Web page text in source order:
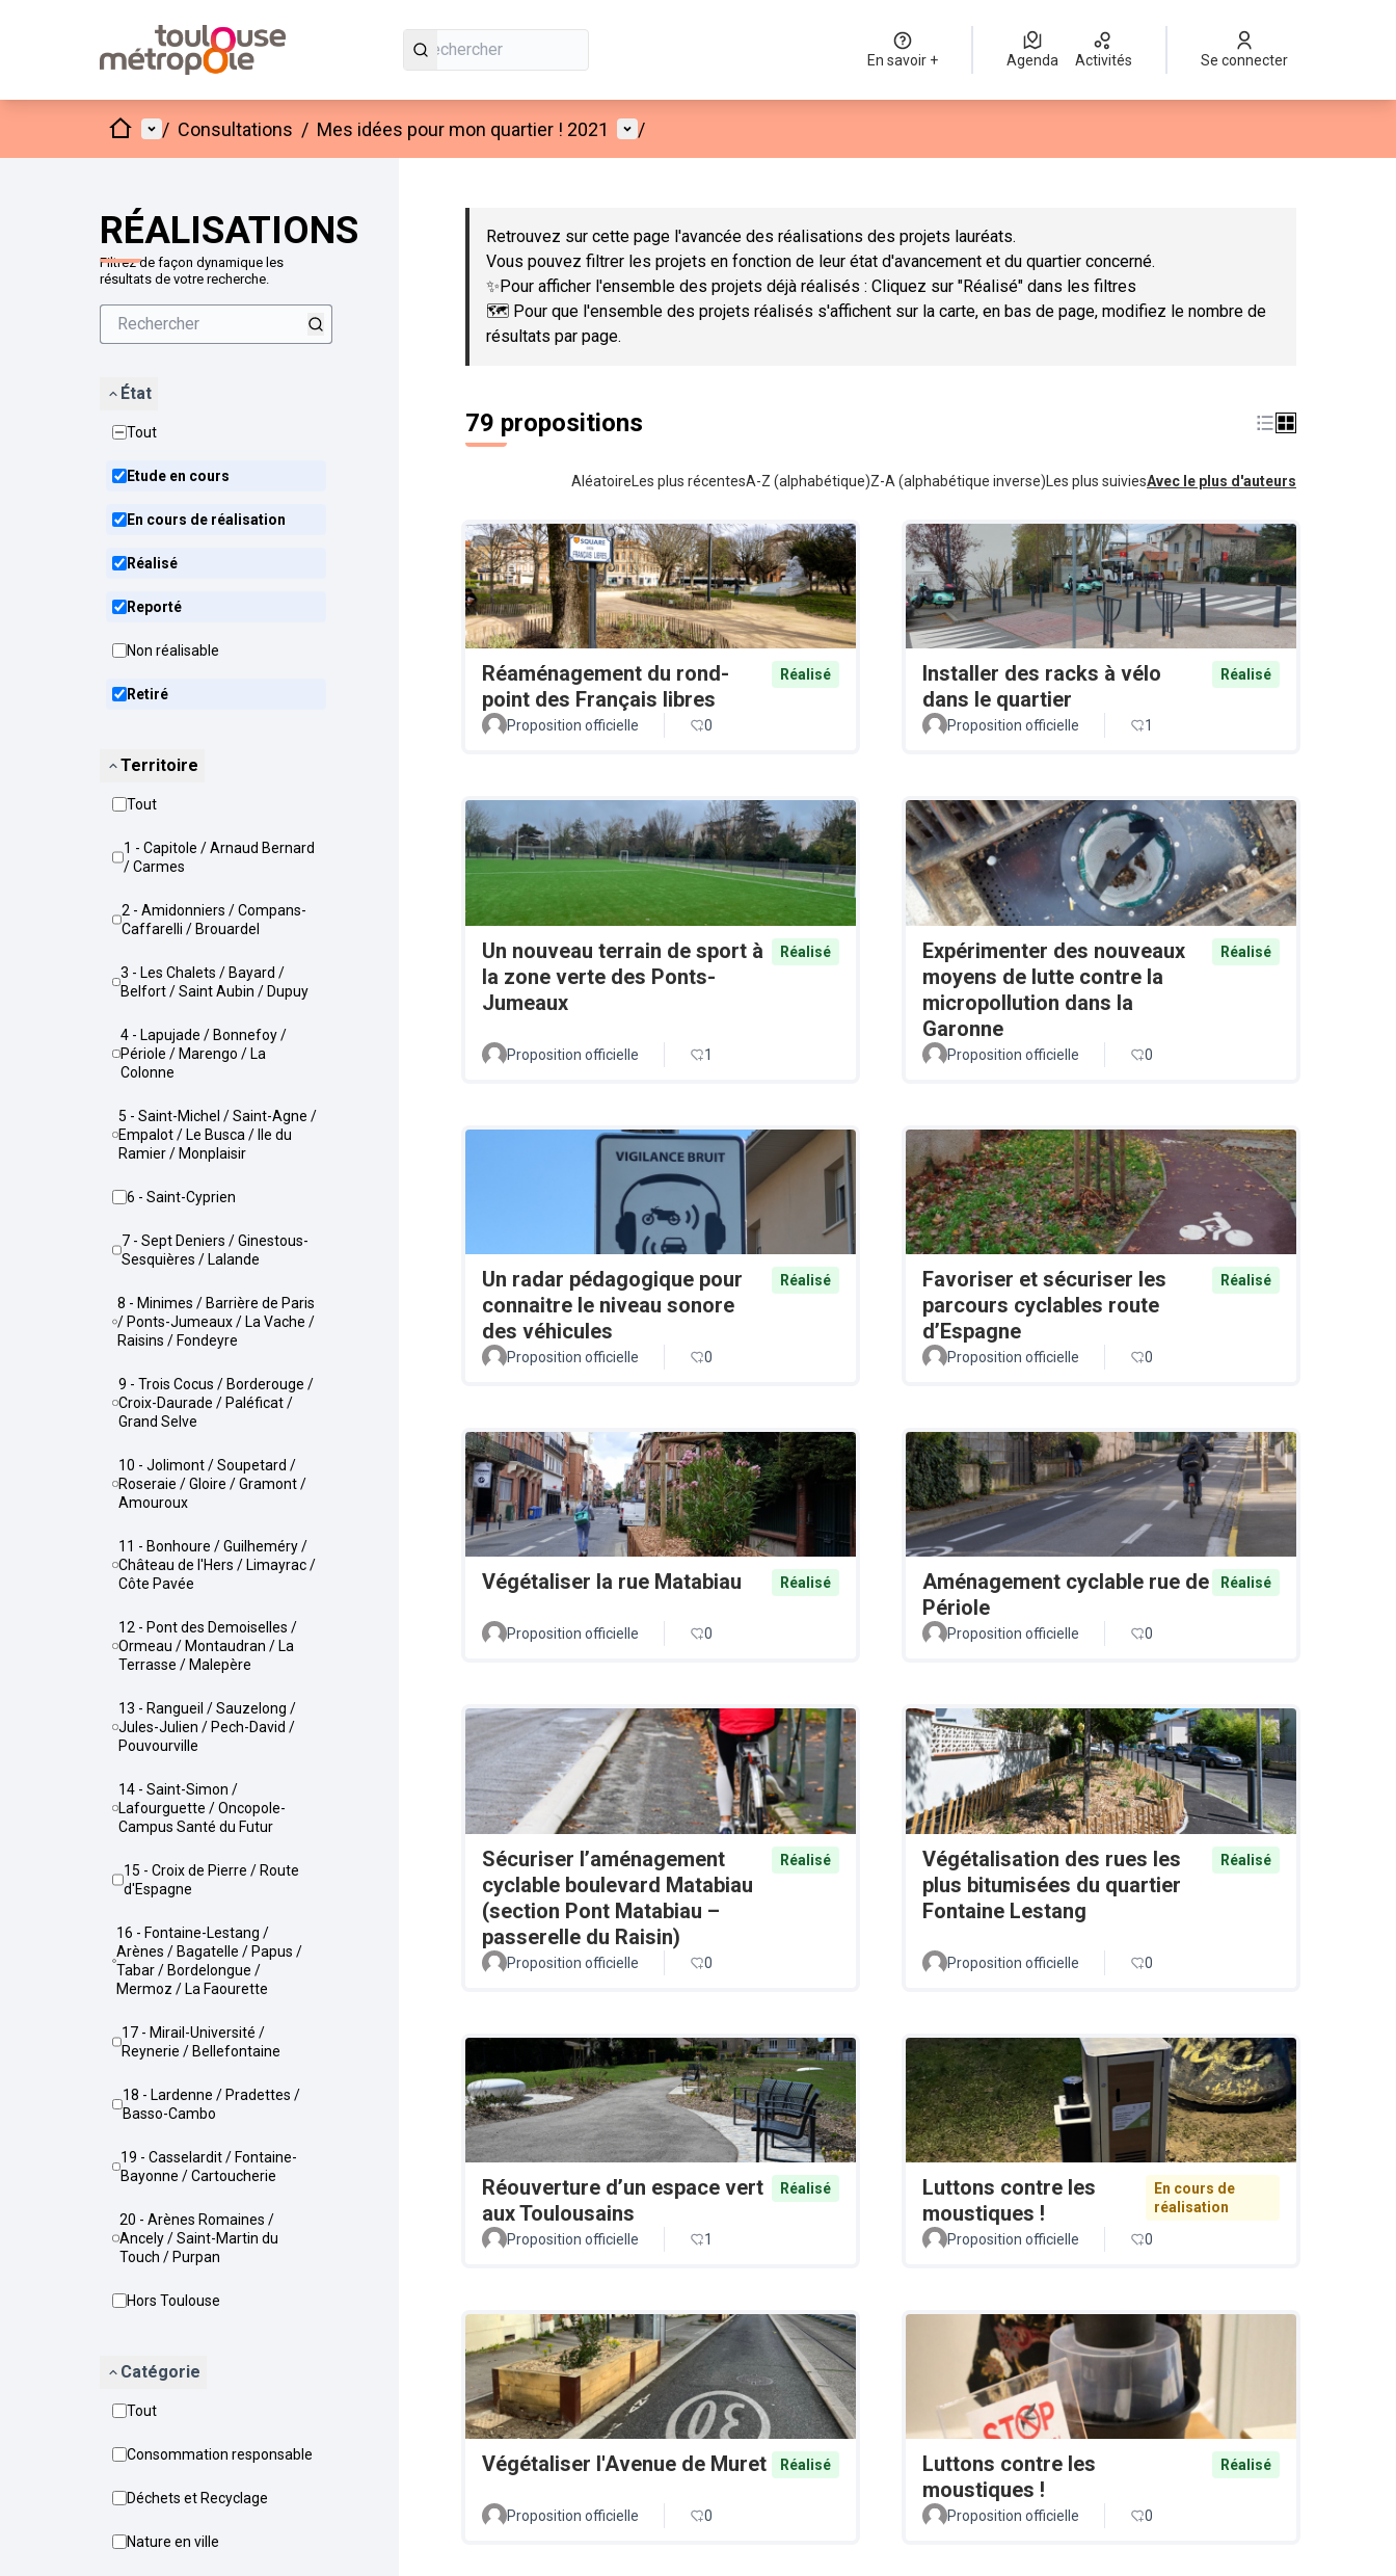
En savoir + Agenda Activités Se connecter
AccueilMenu principal
/ Consultations / Mes idées pour mon quartier ! 2021 Menu utilisateur
/
RÉALISATIONS
Filtrez de façon dynamique les
résultats de votre recherche.
État
Tout
Etude en cours
En cours de réalisation
Réalisé
Reporté
Non réalisable
Retiré
Territoire
Tout
1 - Capitole / Arnaud Bernard
/ Carmes
2 - Amidonniers / Compans-
Caffarelli / Brouardel
3 - Les Chalets / Bayard /
Belfort / Saint Aubin / Dupuy
4 - Lapujade / Bonnefoy /
Périole / Marengo / La
Colonne
5 - Saint-Michel / Saint-Agne /
Empalot / Le Busca / Ile du
Ramier / Monplaisir
6 - Saint-Cyprien
7 - Sept Deniers / Ginestous-
Sesquières / Lalande
8 - Minimes / Barrière de Paris
/ Ponts-Jumeaux / La Vache /
Raisins / Fondeyre
9 - Trois Cocus / Borderouge /
Croix-Daurade / Paléficat /
Grand Selve
10 - Jolimont / Soupetard /
Roseraie / Gloire / Gramont /
Amouroux
11 - Bonhoure / Guilheméry /
Château de l'Hers / Limayrac /
Côte Pavée
12 - Pont des Demoiselles /
Ormeau / Montaudran / La
Terrasse / Malepère
13 - Rangueil / Sauzelong /
Jules-Julien / Pech-David /
Pouvourville
14 - Saint-Simon /
Lafourguette / Oncopole-
Campus Santé du Futur
15 - Croix de Pierre / Route
d'Espagne
16 - Fontaine-Lestang /
Arènes / Bagatelle / Papus /
Tabar / Bordelongue /
Mermoz / La Faourette
17 - Mirail-Université /
Reynerie / Bellefontaine
18 - Lardenne / Pradettes /
Basso-Cambo
19 - Casselardit / Fontaine-
Bayonne / Cartoucherie
20 - Arènes Romaines /
Ancely / Saint-Martin du
Touch / Purpan
Hors Toulouse
Catégorie
Tout
Consommation responsable
Déchets et Recyclage
Nature en ville
Passer la carte
Retrouvez sur cette page l'avancée des réalisations des projets lauréats.
Vous pouvez filtrer les projets en fonction de leur état d'avancement et du quartier concerné.
✨Pour afficher l'ensemble des projets déjà réalisés : Cliquez sur "Réalisé" dans les filtres
🗺️ Pour que l'ensemble des projets réalisés s'affichent sur la carte, en bas de page, modifiez le nombre de
résultats par page.
79 propositions
Aléatoire Les plus récentesA-Z (alphabétique)Z-A (alphabétique inverse) Les plus suiviesAvec le plus d'auteurs
Réaménagement du rond-
point des Français libres
Réalisé
Proposition officielle 0
Installer des racks à vélo
dans le quartier
Réalisé
Proposition officielle 1
Un nouveau terrain de sport à
la zone verte des Ponts-
Jumeaux
Réalisé
Proposition officielle 1
Expérimenter des nouveaux
moyens de lutte contre la
micropollution dans la
Garonne
Réalisé
Proposition officielle 0
Un radar pédagogique pour
connaitre le niveau sonore
des véhicules
Réalisé
Proposition officielle 0
Favoriser et sécuriser les
parcours cyclables route
d’Espagne
Réalisé
Proposition officielle 0
Végétaliser la rue Matabiau Réalisé
Proposition officielle 0
Aménagement cyclable rue de
Périole
Réalisé
Proposition officielle 0
Sécuriser l’aménagement
cyclable boulevard Matabiau
(section Pont Matabiau –
passerelle du Raisin)
Réalisé
Proposition officielle 0
Végétalisation des rues les
plus bitumisées du quartier
Fontaine Lestang
Réalisé
Proposition officielle 0
Réouverture d’un espace vert
aux Toulousains
Réalisé
Proposition officielle 1
Luttons contre les
moustiques !
En cours de
réalisation
Proposition officielle
0
Végétaliser l'Avenue de Muret Réalisé
Proposition officielle 0
Luttons contre les
moustiques !
Réalisé
Proposition officielle 0